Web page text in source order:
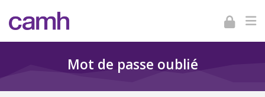
Mot de passe oublié